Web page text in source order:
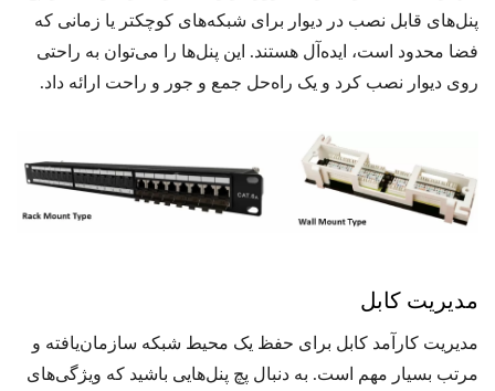
پنل‌های قابل نصب در دیوار برای شبکه‌های کوچکتر یا زمانی که
فضا محدود است، ایده‌آل هستند. این پنل‌ها را می‌توان به راحتی
روی دیوار نصب کرد و یک راه‌حل جمع و جور و راحت ارائه داد.
مدیریت کابل
مدیریت کارآمد کابل برای حفظ یک محیط شبکه سازمان‌یافته و
مرتب بسیار مهم است. به دنبال پچ پنل‌هایی باشید که ویژگی‌های